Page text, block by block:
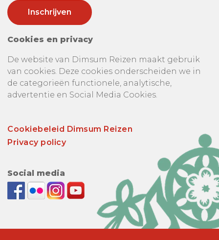
Cookies en privacy
De website van Dimsum Reizen maakt gebruik
van cookies. Deze cookies onderscheiden we in
de categorieën functionele, analytische,
advertentie en Social Media Cookies.
Cookiebeleid Dimsum Reizen
Privacy policy
Social media